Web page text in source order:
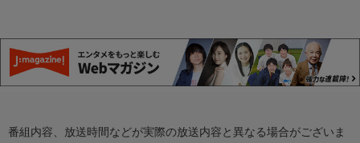
番組内容、放送時間などが実際の放送内容と異なる場合がございま